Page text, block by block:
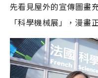
先看見屋外的宣傳圖畫
「科學機械展」，漫畫